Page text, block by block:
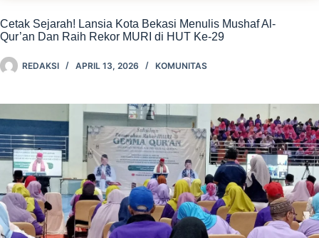
Cetak Sejarah! Lansia Kota Bekasi Menulis Mushaf Al-
Qur’an Dan Raih Rekor MURI di HUT Ke-29
REDAKSI APRIL 13, 2026 KOMUNITAS